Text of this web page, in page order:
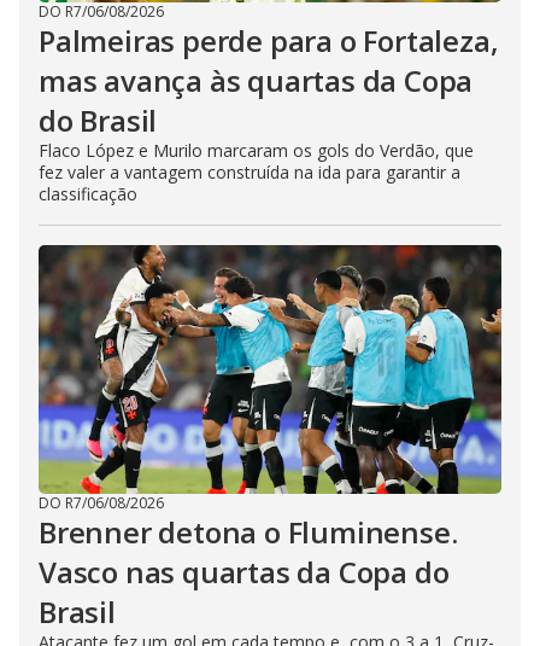
DO R7/06/08/2026
Palmeiras perde para o Fortaleza,
mas avança às quartas da Copa
do Brasil
Flaco López e Murilo marcaram os gols do Verdão, que
fez valer a vantagem construída na ida para garantir a
classificação
DO R7/06/08/2026
Brenner detona o Fluminense.
Vasco nas quartas da Copa do
Brasil